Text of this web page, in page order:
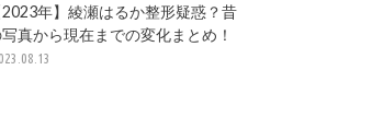
2023年】綾瀬はるか整形疑惑？昔
真から現在までの変化まとめ！